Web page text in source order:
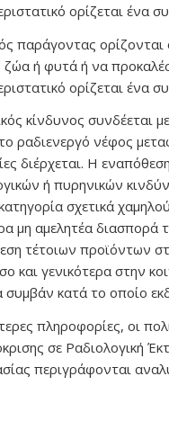
ορίζεται ένα
παράγοντας
ή φυτά ή να
ορίζεται ένα
κίνδυνος συνδέεται
ραδιενεργό νέφος
διέρχεται. Η
ή πυρηνικών
σχετικά
μη αμελητέα διασπορά
τέτοιων προϊόντων
και γενικότερα στην
συμβάν κατά το οποίο
πληροφορίες, οι
σε Ραδιολογική
περιγράφονται